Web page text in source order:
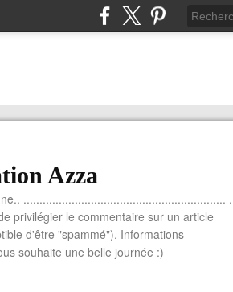
Azza
............................................................... .
privilégier le commentaire sur un article
d'être "spammé"). Informations
souhaite une belle journée :)